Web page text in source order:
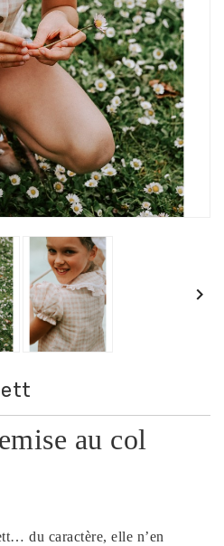

au col
du caractère, elle n’en